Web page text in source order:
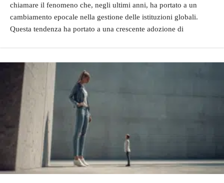
chiamare il fenomeno che, negli ultimi anni, ha portato a un
cambiamento epocale nella gestione delle istituzioni globali.
Questa tendenza ha portato a una crescente adozione di